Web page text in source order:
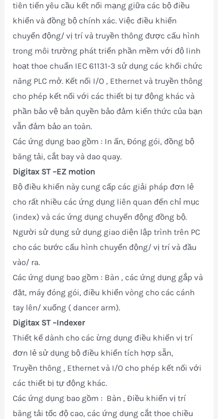
tiên tiến yêu cầu kết nối mạng giữa các bộ điều
khiển và đồng bộ chính xác. Việc điều khiển
chuyển động/ vị trí và truyền thông được cấu hình
trong môi trường phát triển phần mềm với độ linh
hoạt thoe chuẩn IEC 61131-3 sử dụng các khối chức
năng PLC mở. Kết nối I/O , Ethernet và truyền thông
cho phép kết nối với các thiết bị tự động khác và
phần bảo vệ bản quyền bảo đảm kiến thức của bạn
vẫn đảm bảo an toàn.
Các ứng dụng bao gồm : In ấn, Đóng gói, đồng bộ
băng tải, cắt bay và dao quay.
Digitax ST –EZ motion
Bộ điều khiển này cung cấp các giải pháp đơn lẻ
cho rất nhiều các ứng dụng liên quan đến chỉ mục
(index) và các ứng dụng chuyển động đồng bộ.
Người sử dụng sử dụng giao diện lập trình trên PC
cho các bước cấu hình chuyển động/ vị trí và đầu
vào/ ra.
Các ứng dụng bao gồm : Bàn , các ứng dụng gắp và
đặt, máy đóng gói, điều khiển vòng cho các cánh
tay lên/ xuống ( dancer arm).
Digitax ST –Indexer
Thiết kế dành cho các ừng dụng điều khiển vị trí
đơn lẻ sử dụng bộ điều khiển tích hợp sẵn,
Truyền thông , Ethernet và I/O cho phép kết nối với
các thiết bị tự động khác.
Các ứng dụng bao gồm : Bàn , Điều khiển vị trí
băng tải tốc độ cao, các ứng dụng cắt thoe chiều